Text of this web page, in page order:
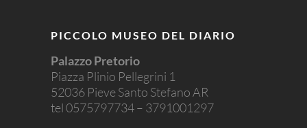
PICCOLO MUSEO DEL DIARIO
Palazzo Pretorio
Piazza Plinio Pellegrini 1
52036 Pieve Santo Stefano AR
tel 0575797734 – 3791001297